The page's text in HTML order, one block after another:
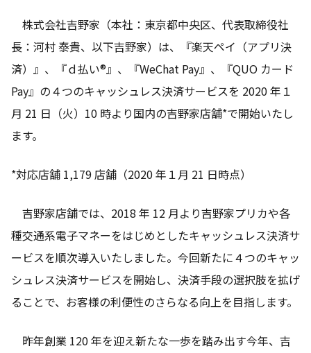
牛丼のこだわり
株式会社吉野家（本社：東京都中央区、代表取締役社
長：河村 泰貴、以下吉野家）は、『楽天ペイ（アプリ決
済）』、『ｄ払い®』、『WeChat Pay』、『QUO カード
Pay』の４つのキャッシュレス決済サービスを 2020 年１
月 21 日（火）10 時より国内の吉野家店舗*で開始いたし
ます。
*対応店舗 1,179 店舗（2020 年１月 21 日時点）
吉野家店舗では、2018 年 12 月より吉野家プリカや各
種交通系電子マネーをはじめとしたキャッシュレス決済サ
ービスを順次導入いたしました。今回新たに４つのキャッ
シュレス決済サービスを開始し、決済手段の選択肢を拡げ
ることで、お客様の利便性のさらなる向上を目指します。
昨年創業 120 年を迎え新たな一歩を踏み出す今年、吉